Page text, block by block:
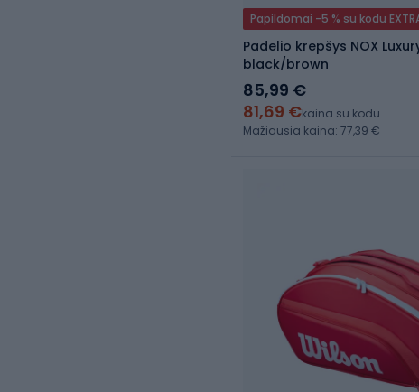
Papildomai -5 % su kodu
Padelio krepšys NOX
black/brown
85,99 €
81,69 €kaina su kodu
Mažiausia kaina: 77,39 €